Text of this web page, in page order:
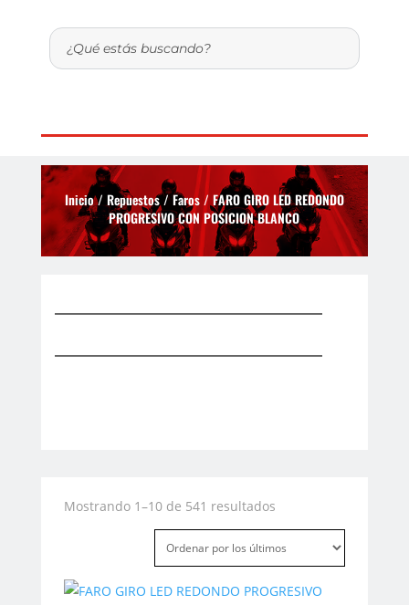
Inicio/ Repuestos/Faros/ FARO GIRO LED REDONDO
PROGRESIVO CON POSICION BLANCO
Mostrando 1–10 de 541 resultadosOrdenado
por
los
últimos